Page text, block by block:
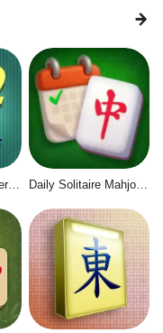
WellMahjong 2: Internet Community Daily Solitaire Mahjong Classic